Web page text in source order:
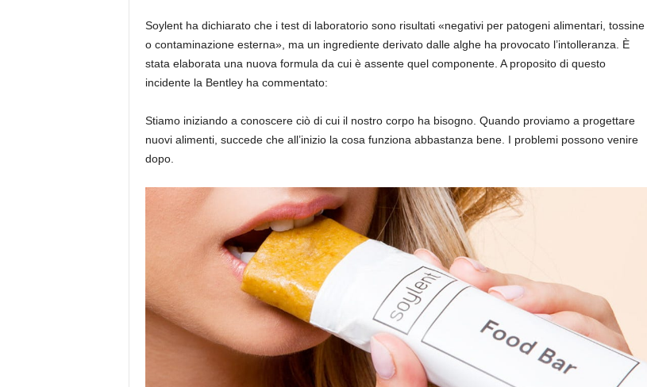
Soylent ha dichiarato che i test di laboratorio sono risultati «negativi per patogeni alimentari, tossine
o contaminazione esterna», ma un ingrediente derivato dalle alghe ha provocato l’intolleranza. È
stata elaborata una nuova formula da cui è assente quel componente. A proposito di questo
incidente la Bentley ha commentato:
Stiamo iniziando a conoscere ciò di cui il nostro corpo ha bisogno. Quando proviamo a progettare
nuovi alimenti, succede che all’inizio la cosa funziona abbastanza bene. I problemi possono venire
dopo.